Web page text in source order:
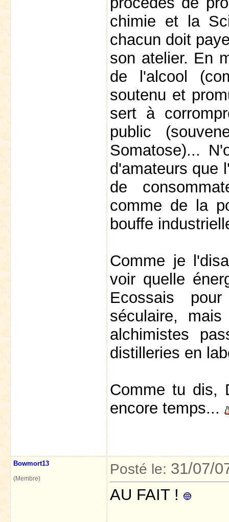
chimie et la
chacun doit
son atelier. En
de l'alcool
soutenu et
sert à
public
Somatose)...
d'amateurs que
de
comme de la
bouffe
Comme je
voir quelle
Ecossais
séculaire,
alchimistes
distilleries en
Comme tu dis,
encore temps...
Bowmort13
(Membre)
Posté le: 31/07/
AU FAIT !